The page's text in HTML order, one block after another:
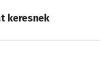
keresnek